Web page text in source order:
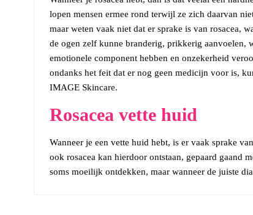
lopen mensen ermee rond terwijl ze zich daarvan
maar weten vaak niet dat er sprake is van rosacea,
de ogen zelf kunne branderig, prikkerig aanvoelen,
emotionele component hebben en onzekerheid
ondanks het feit dat er nog geen medicijn voor is,
IMAGE Skincare.
Rosacea vette huid
Wanneer je een vette huid hebt, is er vaak sprake
ook rosacea kan hierdoor ontstaan, gepaard gaand
soms moeilijk ontdekken, maar wanneer de juiste